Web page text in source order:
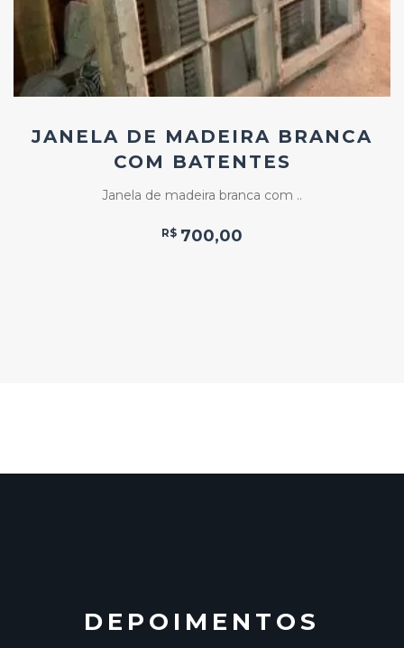
JANELA DE MADEIRA BRANCA
COM BATENTES
Janela de madeira branca com ..
R$ 700,00
DEPOIMENTOS